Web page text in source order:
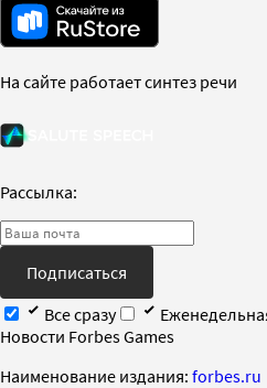
На сайте работает синтез речи
Рассылка:
Подписаться
Все сразу
Новости Forbes Games
Наименование издания: forbes.ru